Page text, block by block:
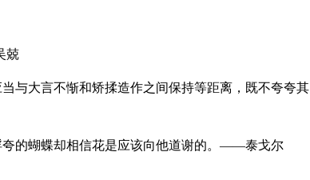
兢
与大言不惭和矫揉造作之间保持等距离，既不夸夸其
夸的蝴蝶却相信花是应该向他道谢的。——泰戈尔